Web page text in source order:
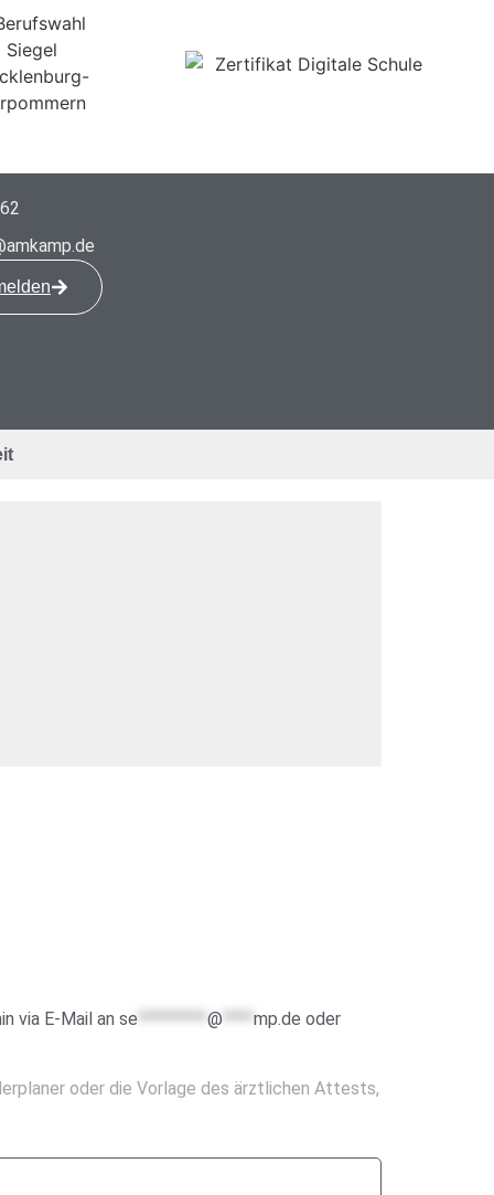
via E-Mail an se ********* @ **** mp.de oder
oder die Vorlage des ärztlichen Attests,